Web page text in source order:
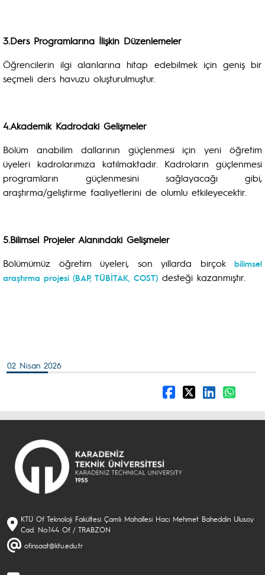
3.Ders Programlarına İlişkin Düzenlemeler
Öğrencilerin ilgi alanlarına hitap edebilmek için geniş bir
seçmeli ders havuzu oluşturulmuştur.
4.Akademik Kadrodaki Gelişmeler
Bölüm anabilim dallarının güçlenmesi için yeni öğretim
üyeleri kadrolarımıza katılmaktadır. Kadroların güçlenmesi
programların güçlenmesini sağlayacağı gibi,
araştırma/geliştirme faaliyetlerini de olumlu etkileyecektir.
5.Bilimsel Projeler Alanındaki Gelişmeler
Bölümümüz öğretim üyeleri, son yıllarda birçok bilimsel
araştırma projesi (BAP, TÜBİTAK, COST) desteği kazanmıştır.
02 Nisan 2026
KTÜ Of Teknoloji Fakültesi Çamlı Mahallesi Hacı Mehmet Baheddin Ulusoy
Cad. No:144 Of / TRABZON
ofinsaat@ktu.edu.tr